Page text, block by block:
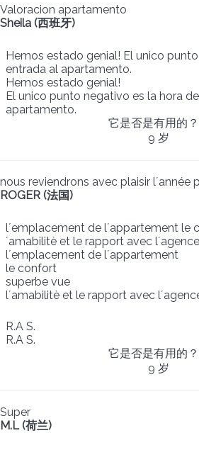
Valoracion apartamento
Sheila (西班牙)
Hemos estado genial! El unico
entrada al apartamento.
Hemos estado genial!
El unico punto negativo es la hora
apartamento.
它是否是有用的？
9 岁
nous reviendrons avec plaisir l´année
ROGER (法国)
l´emplacement de l´appartement le
´amabilitè et le rapport avec
l´emplacement de l´appartement
le confort
superbe vue
l´amabilitè et le rapport avec
R.A S.
R.A S.
它是否是有用的？
9 岁
Super
M.L (荷兰)